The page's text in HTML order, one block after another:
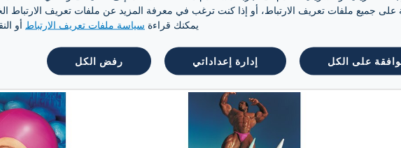
وغالبًا ما تكون شديدة الزخرفة، أكسبته لقب فيليني
على جميع ملفات تعريف الارتباط، أو إذا كنت ترغب في معرفة المزيد عن ملفات تعريف الارتباط
يمكنك قراءة سياسة ملفات تعريف الارتباط أو
على الكل إدارة إعداداتي رفض الكل